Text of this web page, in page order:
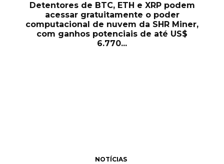
Detentores de BTC, ETH e XRP podem
acessar gratuitamente o poder
computacional de nuvem da SHR Miner,
com ganhos potenciais de até US$
6.770...
NOTÍCIAS